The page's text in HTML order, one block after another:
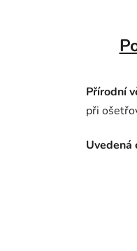
Přírodní
při
Uvedená